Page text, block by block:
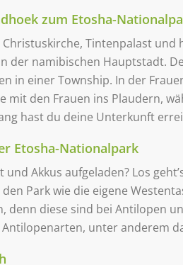
zum Etosha-
Tintenpalast
der namibischen Hauptstadt.
in einer Township. In der
mit den Frauen ins Plaudern,
hast du deine Unterkunft
Etosha-Nationalpark
und Akkus aufgeladen? Los
Park wie die eigene
denn diese sind bei Antilopen
unter anderem